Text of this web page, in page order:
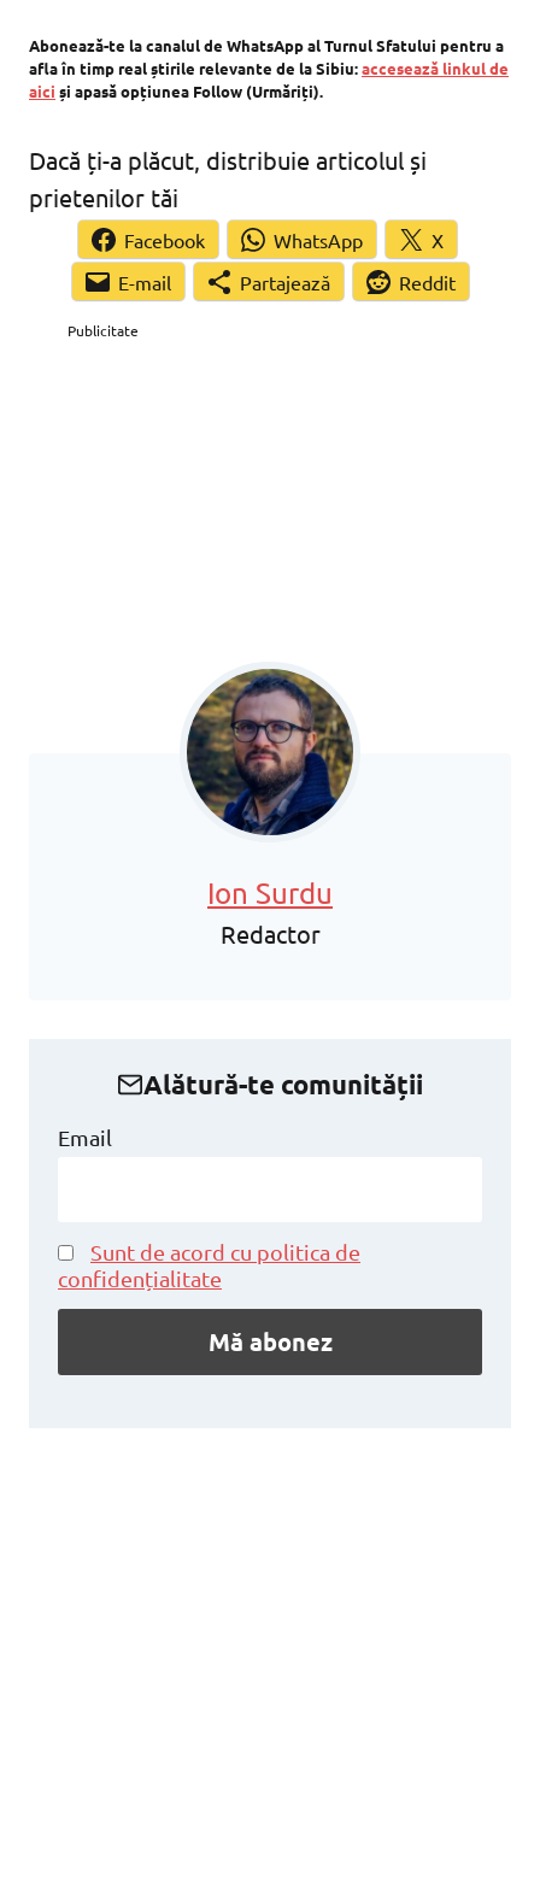
Abonează-te la canalul de WhatsApp al Turnul Sfatului pentru a
afla în timp real știrile relevante de la Sibiu:accesează linkul de
aici și apasă opțiunea Follow (Urmăriți).
Dacă ți-a plăcut, distribuie articolul și
prietenilor tăi
Facebook WhatsApp
X
Partajează
Reddit
Publicitate
Ion Surdu
Redactor
Alătură-te comunității
Email
Sunt de acord cu politica de
confidențialitate